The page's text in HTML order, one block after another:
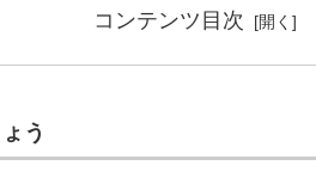
コンテンツ目次
う